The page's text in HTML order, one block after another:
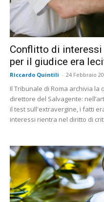
Conflitto di
per il giudice era
Riccardo Quintili - 24 Febbraio
Il Tribunale di Roma archivia la
direttore del Salvagente:
il test sull'extravergine, i fatti
interessi rientra nel diritto di